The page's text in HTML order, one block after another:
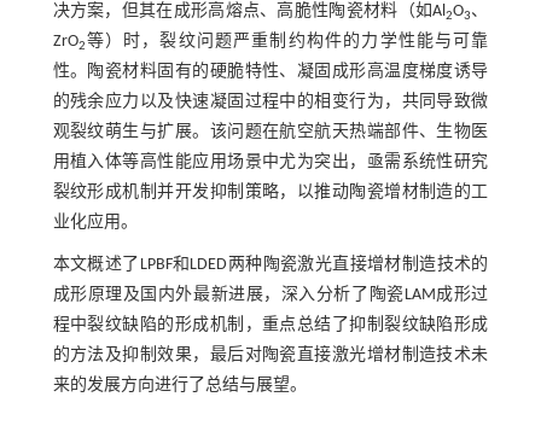
决方案，但其在成形高熔点、高脆性陶瓷材料（如Al2O3、
ZrO2等）时，裂纹问题严重制约构件的力学性能与可靠
性。陶瓷材料固有的硬脆特性、凝固成形高温度梯度诱导
的残余应力以及快速凝固过程中的相变行为，共同导致微
观裂纹萌生与扩展。该问题在航空航天热端部件、生物医
用植入体等高性能应用场景中尤为突出，亟需系统性研究
裂纹形成机制并开发抑制策略，以推动陶瓷增材制造的工
业化应用。
本文概述了LPBF和LDED两种陶瓷激光直接增材制造技术的
成形原理及国内外最新进展，深入分析了陶瓷LAM成形过
程中裂纹缺陷的形成机制，重点总结了抑制裂纹缺陷形成
的方法及抑制效果，最后对陶瓷直接激光增材制造技术未
来的发展方向进行了总结与展望。